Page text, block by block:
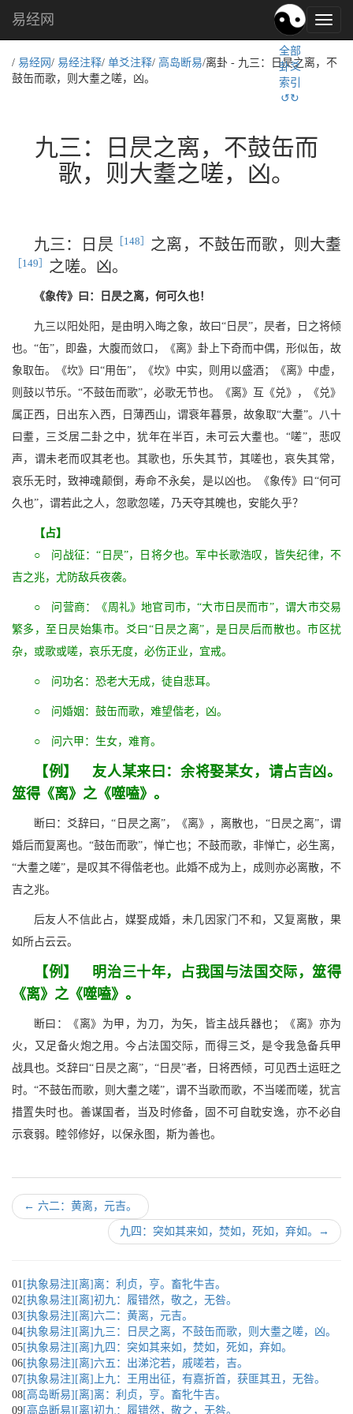
易
经
化,
易经网
全部
卦爻
索引
↺↻
/ 易经网 / 易经注释/ 单爻注释/ 高岛断易/离卦 - 九三：日昃之离，不
鼓缶而歌，则大耋之嗟，凶。
九三：日昃之离，不鼓缶而
歌，则大耋之嗟，凶。
九三：日昃 ［148］ 之离，不鼓缶而歌，则大耋
［149］ 之嗟。凶。
《象传》曰：日昃之离，何可久也！
九三以阳处阳，是由明入晦之象，故曰“日昃”，昃者，日之将倾
也。“缶”，即盎，大腹而敛口，《离》卦上下奇而中偶，形似缶，故
象取缶。《坎》曰“用缶”，《坎》中实，则用以盛酒；《离》中虚，
则鼓以节乐。“不鼓缶而歌”，必歌无节也。《离》互《兑》，《兑》
属正西，日出东入西，日薄西山，谓衰年暮景，故象取“大耋”。八十
曰耋，三爻居二卦之中，犹年在半百，未可云大耋也。“嗟”，悲叹
声，谓未老而叹其老也。其歌也，乐失其节，其嗟也，哀失其常，
哀乐无时，致神魂颠倒，寿命不永矣，是以凶也。《象传》曰“何可
久也”，谓若此之人，忽歌忽嗟，乃天夺其魄也，安能久乎？
【占】
○ 问战征：“日昃”，日将夕也。军中长歌浩叹，皆失纪律，不
吉之兆，尤防敌兵夜袭。
○ 问营商：《周礼》地官司市，“大市日昃而市”，谓大市交易
繁多，至日昃始集市。爻曰“日昃之离”，是日昃后而散也。市区扰
杂，或歌或嗟，哀乐无度，必伤正业，宜戒。
○ 问功名：恐老大无成，徒自悲耳。
○ 问婚姻：鼓缶而歌，难望偕老，凶。
○ 问六甲：生女，难育。
【例】 友人某来曰：余将娶某女，请占吉凶。
筮得《离》之《噬嗑》。
断曰：爻辞曰，“日昃之离”，《离》，离散也，“日昃之离”，谓
婚后而复离也。“鼓缶而歌”，惮亡也；不鼓而歌，非惮亡，必生离，
“大耋之嗟”，是叹其不得偕老也。此婚不成为上，成则亦必离散，不
吉之兆。
后友人不信此占，媒娶成婚，未几因家门不和，又复离散，果
如所占云云。
【例】 明治三十年，占我国与法国交际，筮得
《离》之《噬嗑》。
断曰：《离》为甲，为刀，为矢，皆主战兵器也；《离》亦为
火，又足备火炮之用。今占法国交际，而得三爻，是令我急备兵甲
战具也。爻辞曰“日昃之离”，“日昃”者，日将西倾，可见西土运旺之
时。“不鼓缶而歌，则大耋之嗟”，谓不当歌而歌，不当嗟而嗟，犹言
措置失时也。善谋国者，当及时修备，固不可自耽安逸，亦不必自
示衰弱。睦邻修好，以保永图，斯为善也。
← 六二：黄离，元吉。
九四：突如其来如，焚如，死如，弃如。 →
01 [执象易注][离]离：利贞，亨。畜牝牛吉。
02[执象易注][离]初九：履错然，敬之，无咎。
03[执象易注][离]六二：黄离，元吉。
04[执象易注][离]九三：日昃之离，不鼓缶而歌，则大耋之嗟，凶。
05[执象易注][离]九四：突如其来如，焚如，死如，弃如。
06[执象易注][离]六五：出涕沱若，戚嗟若，吉。
07[执象易注][离]上九：王用出征，有嘉折首，获匪其丑，无咎。
08[高岛断易][离]离：利贞，亨。畜牝牛吉。
09[高岛断易][离]初九：履错然，敬之，无咎。